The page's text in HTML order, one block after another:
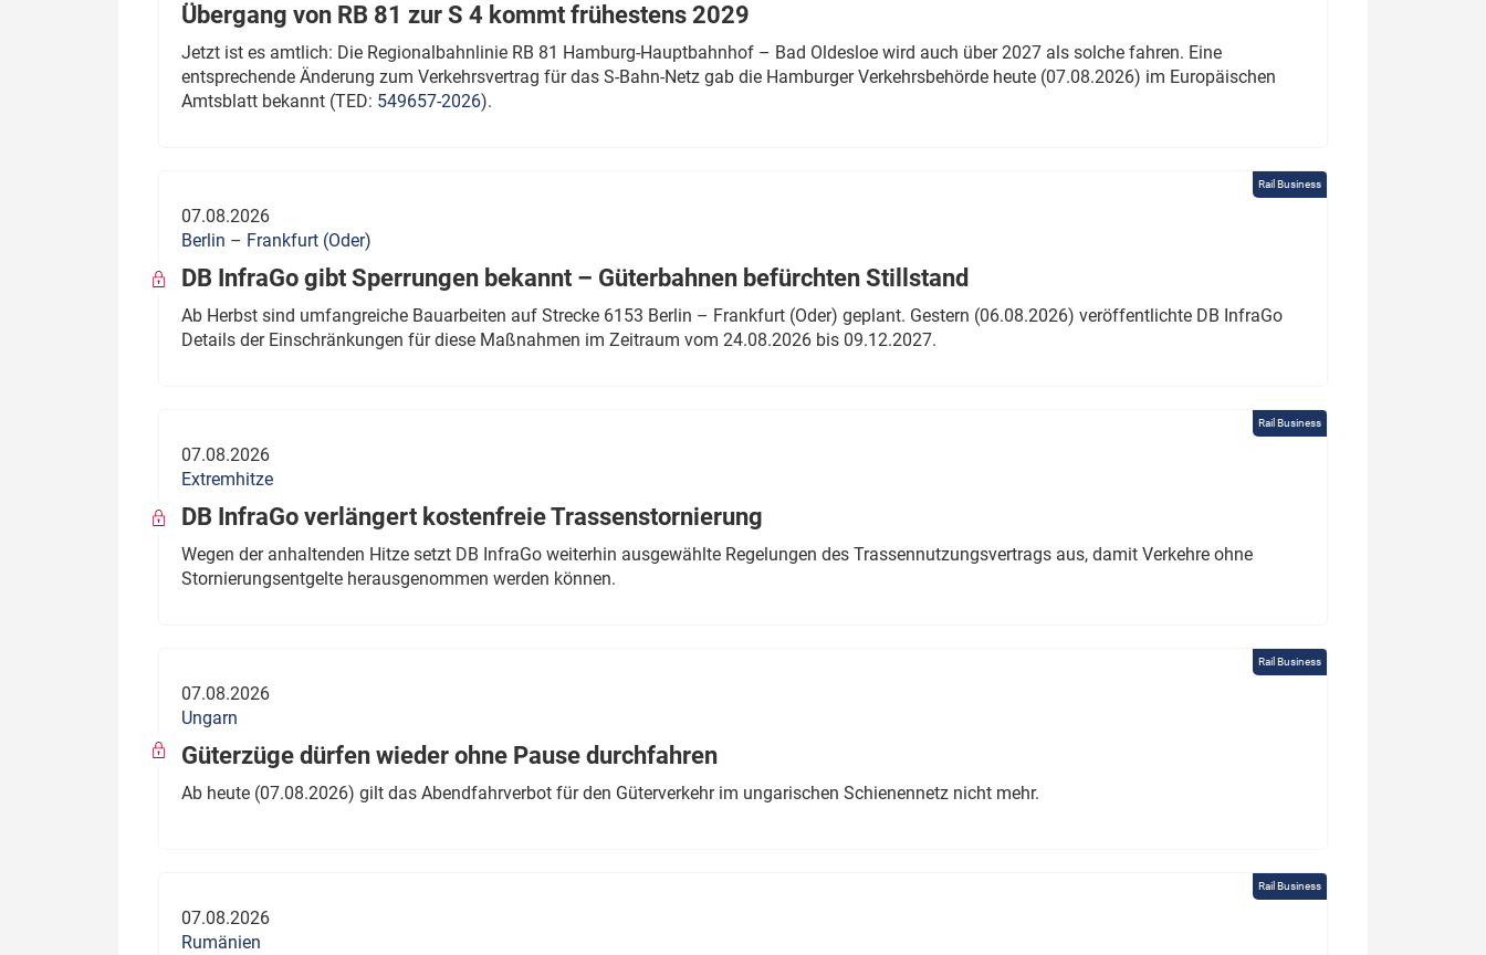
Übergang von RB 81 zur S 4 kommt frühestens 2029
Jetzt ist es amtlich: Die Regionalbahnlinie RB 81 Hamburg-Hauptbahnhof – Bad Oldesloe wird auch über 2027 als solche fahren. Eine
entsprechende Änderung zum Verkehrsvertrag für das S-Bahn-Netz gab die Hamburger Verkehrsbehörde heute (07.08.2026) im Europäischen
Amtsblatt bekannt (TED: 549657-2026).
Rail Business
07.08.2026
Berlin – Frankfurt (Oder)
DB InfraGo gibt Sperrungen bekannt – Güterbahnen befürchten Stillstand
Ab Herbst sind umfangreiche Bauarbeiten auf Strecke 6153 Berlin – Frankfurt (Oder) geplant. Gestern (06.08.2026) veröffentlichte DB InfraGo
Details der Einschränkungen für diese Maßnahmen im Zeitraum vom 24.08.2026 bis 09.12.2027.
Rail Business
07.08.2026
Extremhitze
DB InfraGo verlängert kostenfreie Trassenstornierung
Wegen der anhaltenden Hitze setzt DB InfraGo weiterhin ausgewählte Regelungen des Trassennutzungsvertrags aus, damit Verkehre ohne
Stornierungsentgelte herausgenommen werden können.
Rail Business
07.08.2026
Ungarn
Güterzüge dürfen wieder ohne Pause durchfahren
Ab heute (07.08.2026) gilt das Abendfahrverbot für den Güterverkehr im ungarischen Schienennetz nicht mehr.
Rail Business
07.08.2026
Rumänien